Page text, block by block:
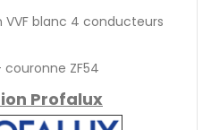
blanc 4 conducteurs
ZF54
Profalux